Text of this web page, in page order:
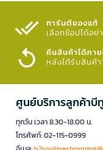
การันตีของแท้
เลือกช้อปได้อย่
คืนสินค้าได้ภาย
หลังได้รับสินค้
ศูนย์บริการลูกค้าบี
ทุกวัน เวลา 8.30-18.00 น.
โทรศัพท์: 02-115-0999